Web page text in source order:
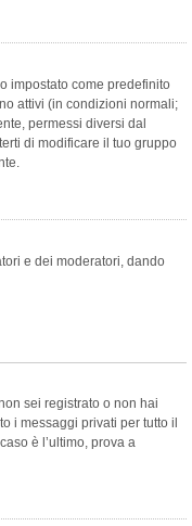
impostato come predefinito
attivi (in condizioni normali;
permessi diversi dal
di modificare il tuo gruppo
e dei moderatori, dando
sei registrato o non hai
i messaggi privati per tutto il
è l’ultimo, prova a